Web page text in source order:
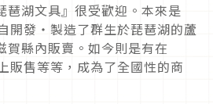
琶湖文具』很受歡迎。本來是
開發・製造了群生於琵琶湖的蘆
賀縣內販賣。如今則是有在
販售等等，成為了全國性的商